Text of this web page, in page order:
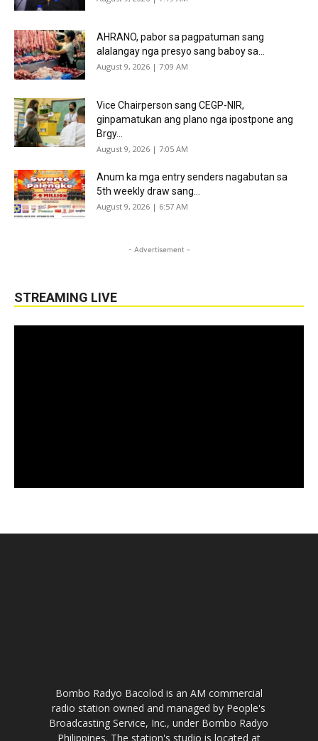
AHRANO, pabor sa pagpatuman sang
alalangay nga presyo sang baboy sa...
August 9, 2026 | 7:09 AM
Vice Chairperson sang CEGP-NIR,
ginpamatukan ang plano nga ipostpone ang
Brgy...
August 9, 2026 | 7:05 AM
Anum ka mga entry senders nagabutan sa
5th weekly draw sang...
August 9, 2026 | 6:57 AM
- Advertisement -
STREAMING LIVE
Bombo Radyo Bacolod is an AM commercial
radio station owned and managed by People's
Broadcasting Service, Inc., under Bombo Radyo
Philippines. The station's studio is located at